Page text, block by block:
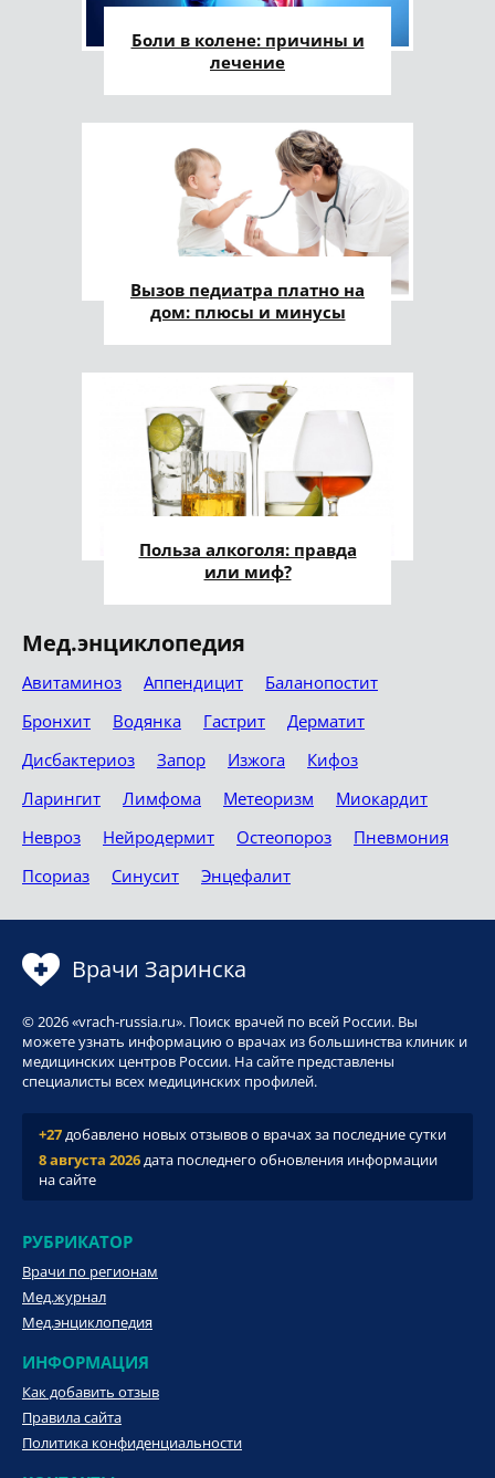
Боли в колене: причины и
лечение
Вызов педиатра платно на
дом: плюсы и минусы
Польза алкоголя: правда
или миф?
Мед.энциклопедия
Авитаминоз Аппендицит
Баланопостит
Бронхит
Водянка Гастрит
Дерматит
Дисбактериоз
Запор Изжога
Кифоз
Ларингит
Лимфома Метеоризм
Миокардит
Невроз
Нейродермит Остеопороз
Пневмония
Псориаз
Синусит Энцефалит
Врачи Заринска
© 2026 «vrach-russia.ru». Поиск врачей по всей России. Вы
можете узнать информацию о врачах из большинства клиник и
медицинских центров России. На сайте представлены
специалисты всех медицинских профилей.
+27добавлено новых отзывов о врачах за последние сутки
8 августа 2026дата последнего обновления информации
на сайте
РУБРИКАТОР
Врачи по регионам
Мед.журнал
Мед.энциклопедия
ИНФОРМАЦИЯ
Как добавить отзыв
Правила сайта
Политика конфиденциальности